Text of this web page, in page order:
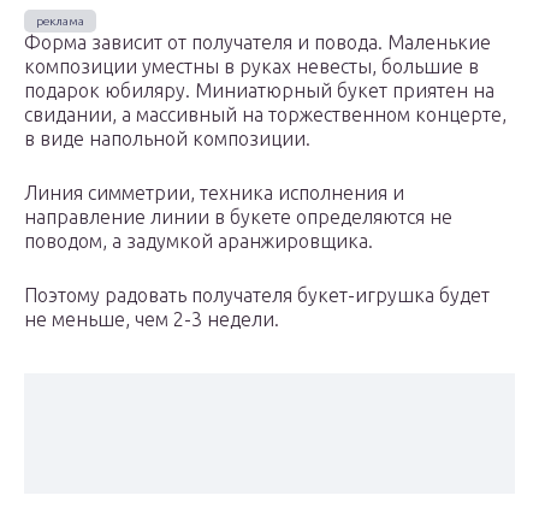
Форма зависит от получателя и повода. Маленькие
композиции уместны в руках невесты, большие в
подарок юбиляру. Миниатюрный букет приятен на
свидании, а массивный на торжественном концерте,
в виде напольной композиции.
Линия симметрии, техника исполнения и
направление линии в букете определяются не
поводом, а задумкой аранжировщика.
Поэтому радовать получателя букет-игрушка будет
не меньше, чем 2-3 недели.